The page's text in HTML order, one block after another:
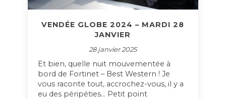
VENDÉE GLOBE 2024 – MARDI 28
JANVIER
28 janvier 2025
Et bien, quelle nuit mouvementée à
bord de Fortinet – Best Western ! Je
vous raconte tout, accrochez-vous, il y a
eu des péripéties… Petit point